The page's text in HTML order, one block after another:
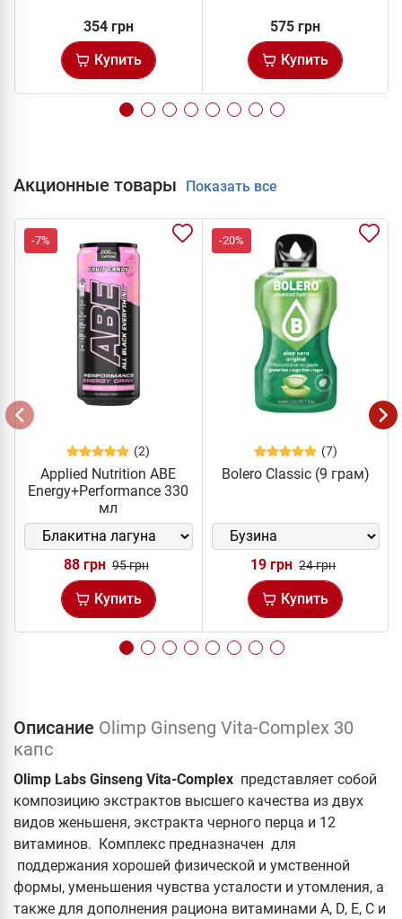
354 грн
Купить
575 грн
Купить
Акционные товары Показать все
-7%
(2)
Applied Nutrition ABE
Energy+Performance 330
мл
88 грн 95 грн
Купить
-20%
(7)
Bolero Classic (9 грам)
19 грн 24 грн
Купить
Описание Olimp Ginseng Vita-Complex 30
капс
Olimp Labs Ginseng Vita-Complex представляет собой
композицию экстрактов высшего качества из двух
видов женьшеня, экстракта черного перца и 12
витаминов. Комплекс предназначен для
поддержания хорошей физической и умственной
формы, уменьшения чувства усталости и утомления, а
также для дополнения рациона витаминами А, D, Е, С и